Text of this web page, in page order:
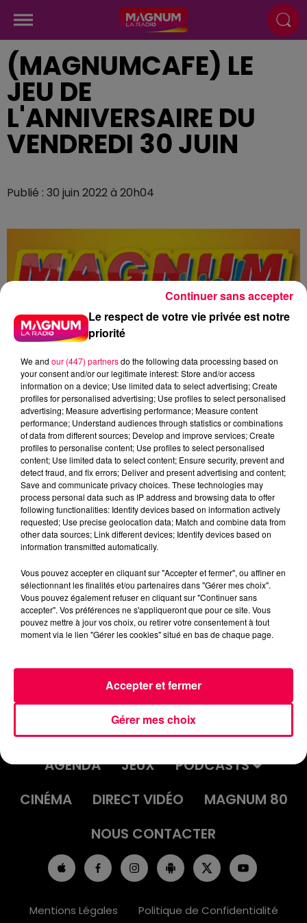
(MAGNUMCAFE) LE
JEU DE
L'ANNIVERSAIRE DU
VENDREDI 30 JUIN
Publié : 30 juin 2022 à 20h04
Flash infos
Crédit :Flash infos
podcasts/2022/06/2022-06-30-22-04-
53_20220630_ANNIVERSAIRES.mp3
ACCUEIL INFOS
EMISSIONS
AGENDA
JEUX
PODCASTS
CINÉMA
DIRECT VIDÉO
MAGNUM 80
NOUS CONTACTER
Mentions Légales Politique de Confidentialité
Le respect de votre vie privée est notre
priorité
We and our (447) partnersdo the following data processing based on
your consent and/or our legitimate interest: Store and/or access
information on a device; Use limited data to select advertising; Create
profiles for personalised advertising; Use profiles to select personalised
advertising; Measure advertising performance; Measure content
performance; Understand audiences through statistics or combinations
of data from different sources; Develop and improve services; Create
profiles to personalise content; Use profiles to select personalised
content; Use limited data to select content; Ensure security, prevent and
detect fraud, and fix errors; Deliver and present advertising and content;
Save and communicate privacy choices. These technologies may
process personal data such as IP address and browsing data to offer
following functionalities: Identify devices based on information actively
requested; Use precise geolocation data; Match and combine data from
other data sources; Link different devices; Identify devices based on
information transmitted automatically.
Vous pouvez accepter en cliquant sur "Accepter et fermer", ou affiner en
sélectionnant les finalités et/ou partenaires dans "Gérer mes choix".
Vous pouvez également refuser en cliquant sur "Continuer sans
accepter". Vos préférences ne s'appliqueront que pour ce site. Vous
pouvez mettre à jour vos choix, ou retirer votre consentement à tout
moment via le lien "Gérer les cookies" situé en bas de chaque page.
Gérer mes choix
Accepter et fermer
Continuer sans accepter